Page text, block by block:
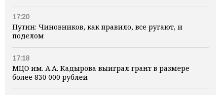
17:20
Путин: Чиновников, как правило, все ругают, и
поделом
17:18
МЦО им. А.А. Кадырова выиграл грант в размере
более 830 000 рублей